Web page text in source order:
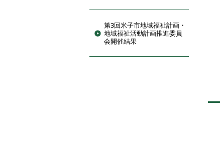
第3回米子市地域福祉計画・
地域福祉活動計画推進委員
会開催結果